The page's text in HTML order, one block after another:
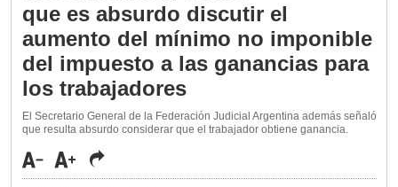
Carles para cubrir vacante en la Corte Suprema de Justicia de la Nación
ante el Juez Daniel Rafecas
que es absurdo discutir el
aumento del mínimo no imponible
del impuesto a las ganancias para
los trabajadores
El Secretario General de la Federación Judicial Argentina además señaló
que resulta absurdo considerar que el trabajador obtiene ganancia.